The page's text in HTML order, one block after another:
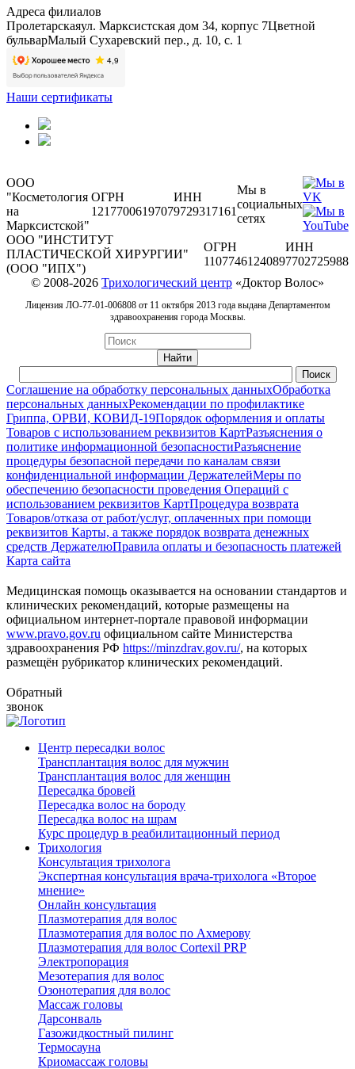
Адреса филиалов
Пролетарскаяул. Марксистская дом 34, корпус 7Цветной
бульварМалый Сухаревский пер., д. 10, с. 1
Наши сертификаты
ООО
"Косметология
на
Марксистской"
ОГРН
1217700619707
ИНН
9729317161
Мы в
социальных
сетях
ООО "ИНСТИТУТ
ПЛАСТИЧЕСКОЙ ХИРУРГИИ"
(ООО "ИПХ")
ОГРН
1107746124089
ИНН
7702725988
© 2008-2026 Трихологический центр «Доктор Волос»
Лицензия ЛО-77-01-006808 от 11 октября 2013 года выдана Департаментом
здравоохранения города Москвы.
Соглашение на обработку персональных данныхОбработка
персональных данныхРекомендации по профилактике
Гриппа, ОРВИ, КОВИД-19Порядок оформления и оплаты
Товаров с использованием реквизитов КартРазъяснения о
политике информационной безопасностиРазъяснение
процедуры безопасной передачи по каналам связи
конфиденциальной информации ДержателейМеры по
обеспечению безопасности проведения Операций с
использованием реквизитов КартПроцедура возврата
Товаров/отказа от работ/услуг, оплаченных при помощи
реквизитов Карты, а также порядок возврата денежных
средств ДержателюПравила оплаты и безопасность платежей
Карта сайта
Медицинская помощь оказывается на основании стандартов и
клинических рекомендаций, которые размещены на
официальном интернет-портале правовой информации
www.pravo.gov.ru официальном сайте Министерства
здравоохранения РФ https://minzdrav.gov.ru/, на которых
размещён рубрикатор клинических рекомендаций.
Обратный
звонок
Центр пересадки волос
Трансплантация волос для мужчин
Трансплантация волос для женщин
Пересадка бровей
Пересадка волос на бороду
Пересадка волос на шрам
Курс процедур в реабилитационный период
Трихология
Консультация трихолога
Экспертная консультация врача-трихолога «Второе
мнение»
Онлайн консультация
Плазмотерапия для волос
Плазмотерапия для волос по Ахмерову
Плазмотерапия для волос Cortexil PRP
Электропорация
Мезотерапия для волос
Озонотерапия для волос
Массаж головы
Дарсонваль
Газожидкостный пилинг
Термосауна
Криомассаж головы